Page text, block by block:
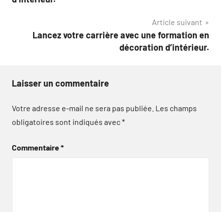
Article suivant
Lancez votre carrière avec une formation en
décoration d’intérieur.
Laisser un commentaire
Votre adresse e-mail ne sera pas publiée. Les champs
obligatoires sont indiqués avec*
Commentaire*